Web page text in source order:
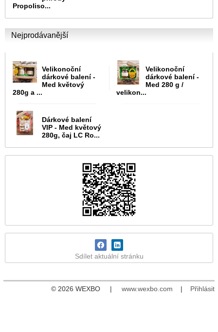
Propoliso...
Nejprodávanější
Velikonoční
dárkové balení -
Med květový
280g a ...
Velikonoční
dárkové balení -
Med 280 g /
velikon...
Dárkové balení
VIP - Med květový
280g, čaj LC Ro...
Sdílet aktuální stránku
© 2026 WEXBO | www.wexbo.com | Přihlásit